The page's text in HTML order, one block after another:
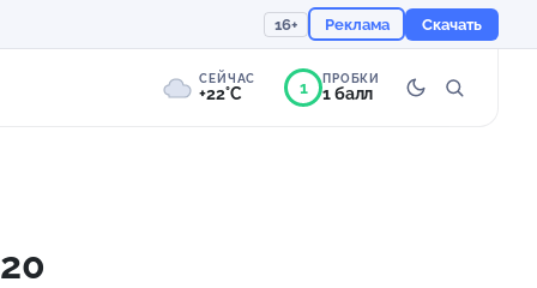
16+ Реклама Скачать
СЕЙЧАС
+22°C 1 ПРОБКИ
1 балл